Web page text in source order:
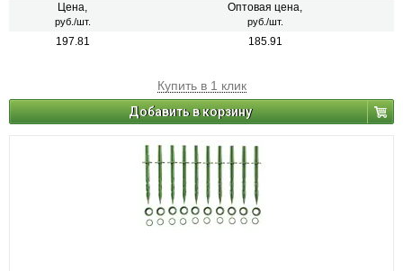
Цена,
руб./шт.
Оптовая цена,
руб./шт.
197.81 185.91
Купить в 1 клик
Добавить в корзину